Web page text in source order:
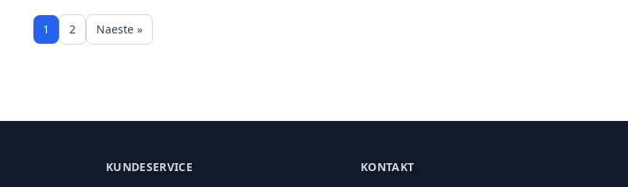
1 2 Naeste »
KUNDESERVICE
KONTAKT